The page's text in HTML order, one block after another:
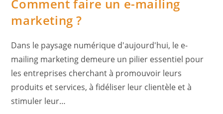
Comment faire un e-mailing
marketing ?
Dans le paysage numérique d'aujourd'hui, le e-
mailing marketing demeure un pilier essentiel pour
les entreprises cherchant à promouvoir leurs
produits et services, à fidéliser leur clientèle et à
stimuler leur…